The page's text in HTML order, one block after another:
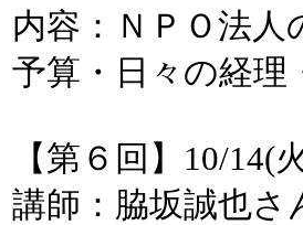
内容：ＮＰＯ法
予算・日々の経
【第６回】10/
講師：脇坂誠也さ